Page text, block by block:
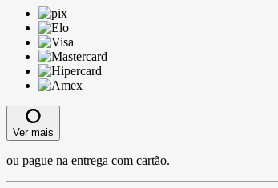
Ver mais
ou pague na entrega com cartão.